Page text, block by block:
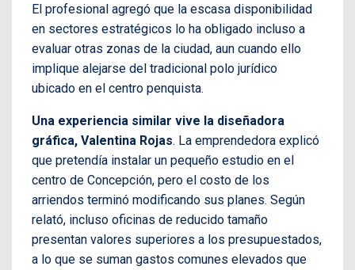
El profesional agregó que la escasa disponibilidad
en sectores estratégicos lo ha obligado incluso a
evaluar otras zonas de la ciudad, aun cuando ello
implique alejarse del tradicional polo jurídico
ubicado en el centro penquista.
Una experiencia similar vive la diseñadora
gráfica, Valentina Rojas. La emprendedora explicó
que pretendía instalar un pequeño estudio en el
centro de Concepción, pero el costo de los
arriendos terminó modificando sus planes. Según
relató, incluso oficinas de reducido tamaño
presentan valores superiores a los presupuestados,
a lo que se suman gastos comunes elevados que